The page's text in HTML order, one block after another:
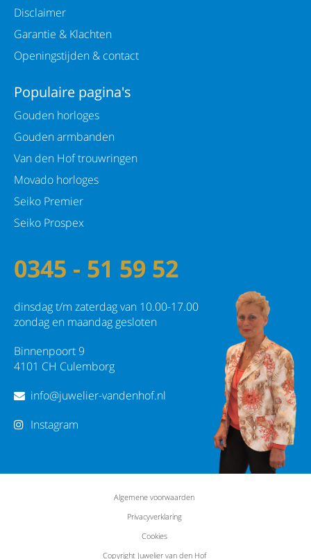
Disclaimer
Garantie & Klachten
Openingstijden & contact
Populaire pagina's
Gouden horloges
Gouden armbanden
Van den Hof trouwringen
Movado horloges
Seiko Premier
Seiko Prospex
0345 - 51 59 52
dinsdag t/m zaterdag van 10.00-17.00
zondag en maandag gesloten
Binnenpoort 9
4101 CH Culemborg
info@juwelier-vandenhof.nl
Instagram
Algemene voorwaarden
Privacyverklaring
Cookies
Copyright Juwelier van den Hof